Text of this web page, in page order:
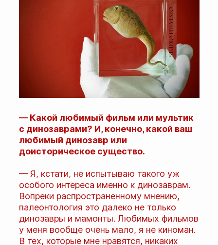
— Какой любимый фильм или мультик
с динозаврами? И, конечно, какой ваш
любимый динозавр или
доисторическое существо.
— Я, кстати, не испытываю такого уж
особого интереса именно к динозаврам.
Вопреки распространенному мнению,
палеонтология это далеко не только
динозавры и мамонты. Любимых фильмов
у меня вообще очень мало, я не киноман.
В тех, которые мне нравятся, никаких